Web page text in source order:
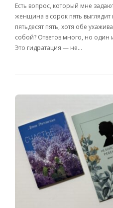
Есть вопрос, который мне
женщина в сорок пять выглядит
пятьдесят пять, хотя обе
собой? Ответов много, но
Это гидратация — не…